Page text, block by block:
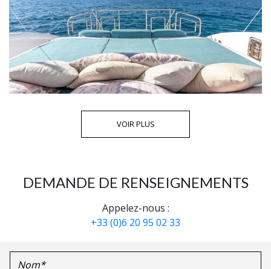
VOIR PLUS
DEMANDE DE RENSEIGNEMENTS
Appelez-nous :
+33 (0)6 20 95 02 33